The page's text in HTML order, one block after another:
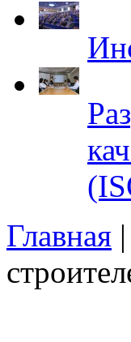
Главная |